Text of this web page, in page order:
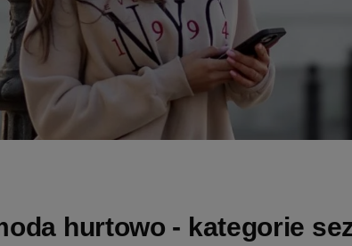
hurtowo - kategorie